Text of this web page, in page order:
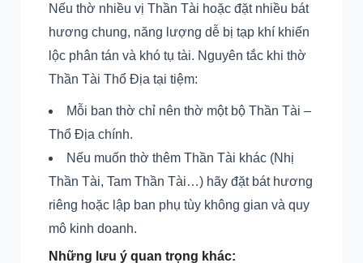
Nếu thờ nhiều vị Thần Tài hoặc đặt nhiều bát
hương chung, năng lượng dễ bị tạp khí khiến
lộc phân tán và khó tụ tài. Nguyên tắc khi thờ
Thần Tài Thổ Địa tại tiệm:
Mỗi ban thờ chỉ nên thờ một bộ Thần Tài –
Thổ Địa chính.
Nếu muốn thờ thêm Thần Tài khác (Nhị
Thần Tài, Tam Thần Tài…) hãy đặt bát hương
riêng hoặc lập ban phụ tùy không gian và quy
mô kinh doanh.
Những lưu ý quan trọng khác: